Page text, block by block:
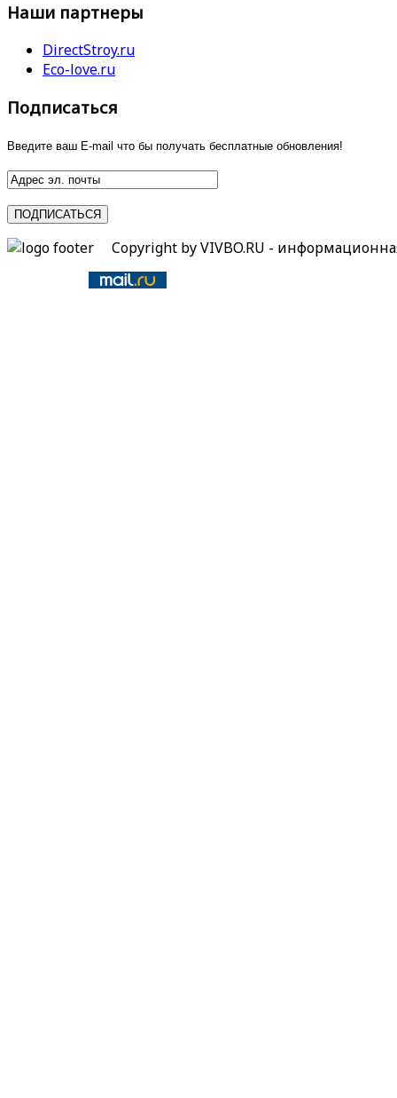
Наши партнеры
DirectStroy.ru
Eco-love.ru
Подписаться
Введите ваш E-mail что бы получать бесплатные обновления!
Copyright by VIVBO.RU -